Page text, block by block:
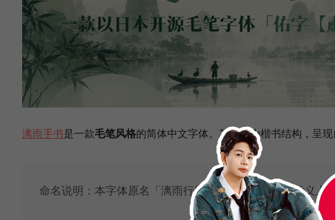
漓雨手书是一款毛笔风格的简体中文字体。其底层为楷书结构，呈现
命名说明：本字体原名「漓雨行楷」。但它并非书法意义上